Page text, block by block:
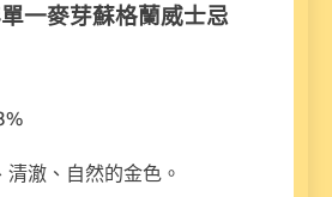
一麥芽蘇格蘭威士忌
澈、自然的金色。